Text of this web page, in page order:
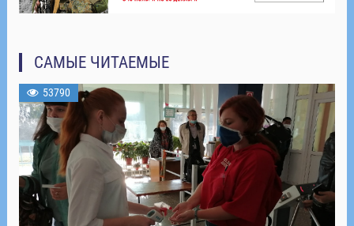
САМЫЕ ЧИТАЕМЫЕ
53790